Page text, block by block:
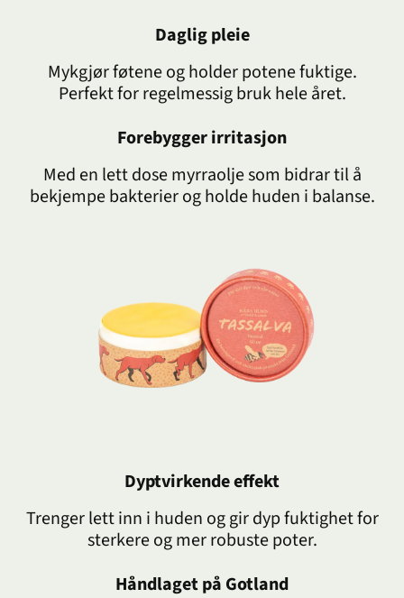
Daglig pleie
Mykgjør føtene og holder potene fuktige.
Perfekt for regelmessig bruk hele året.
Forebygger irritasjon
Med en lett dose myrraolje som bidrar til å
bekjempe bakterier og holde huden i balanse.
Dyptvirkende effekt
Trenger lett inn i huden og gir dyp fuktighet for
sterkere og mer robuste poter.
Håndlaget på Gotland